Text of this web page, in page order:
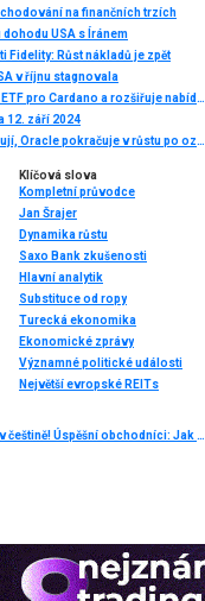
na finančních trzích
USA s Íránem
Fidelity: Růst nákladů je zpět
v říjnu stagnovala
Grayscale usiluje o schválení ETF pro Cardano a rozšiřuje nabídku krypto fondů
12. září 2024
Americké akcie v úvodu posilují, Oracle pokračuje v růstu po oznámení projektu „Stargate"
Klíčová slova
Kompletní průvodce
Jan Šrajer
Dynamika růstu
Saxo Bank zkušenosti
Hlavní analytik
Substituce od ropy
Turecká ekonomika
Ekonomické zprávy
Významné politické události
Největší evropské REITs
Světový bestseller o tradingu v češtině! Úspěšní obchodníci: Jak běžní lidé porážejí Wall Street v jeho vlastní hře